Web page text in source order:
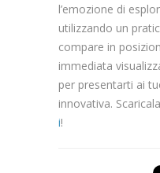
l’emozione di
utilizzando un
compare in
immediata
per presentarti ai
innovativa.
i!